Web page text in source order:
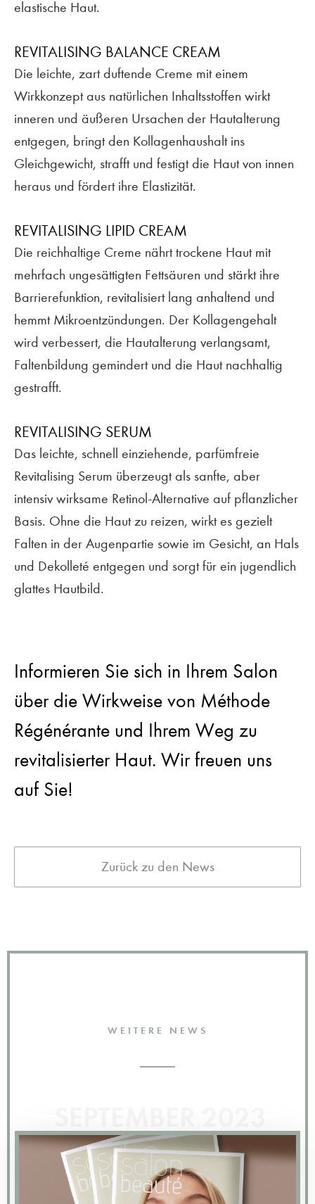
elastische Haut.
REVITALISING BALANCE CREAM
Die leichte, zart duftende Creme mit einem
Wirkkonzept aus natürlichen Inhaltsstoffen wirkt
inneren und äußeren Ursachen der Hautalterung
entgegen, bringt den Kollagenhaushalt ins
Gleichgewicht, strafft und festigt die Haut von innen
heraus und fördert ihre Elastizität.
REVITALISING LIPID CREAM
Die reichhaltige Creme nährt trockene Haut mit
mehrfach ungesättigten Fettsäuren und stärkt ihre
Barrierefunktion, revitalisiert lang anhaltend und
hemmt Mikroentzündungen. Der Kollagengehalt
wird verbessert, die Hautalterung verlangsamt,
Faltenbildung gemindert und die Haut nachhaltig
gestrafft.
REVITALISING SERUM
Das leichte, schnell einziehende, parfümfreie
Revitalising Serum überzeugt als sanfte, aber
intensiv wirksame Retinol-Alternative auf pflanzlicher
Basis. Ohne die Haut zu reizen, wirkt es gezielt
Falten in der Augenpartie sowie im Gesicht, an Hals
und Dekolleté entgegen und sorgt für ein jugendlich
glattes Hautbild.
Informieren Sie sich in Ihrem Salon
über die Wirkweise von Méthode
Régénérante und Ihrem Weg zu
revitalisierter Haut. Wir freuen uns
auf Sie!
Zurück zu den News
WEITERE NEWS